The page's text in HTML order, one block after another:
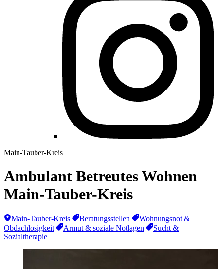
Main-Tauber-Kreis
Ambulant Betreutes Wohnen
Main-Tauber-Kreis
Main-Tauber-Kreis Beratungsstellen
Wohnungsnot &
Obdachlosigkeit
Armut & soziale Notlagen
Sucht &
Sozialtherapie